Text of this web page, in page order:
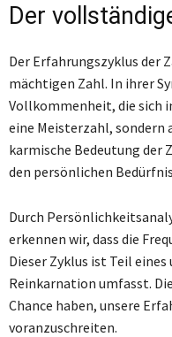
Der
Der Erfahrungszyklus der
mächtigen Zahl. In ihrer
Vollkommenheit, die sich
eine Meisterzahl, sondern
karmische Bedeutung der
den persönlichen
Durch
erkennen wir, dass die
Dieser Zyklus ist Teil
Reinkarnation umfasst.
Chance haben, unsere
voranzuschreiten.